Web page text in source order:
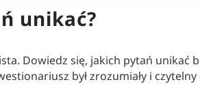
unikać?
Dowiedz się, jakich pytań unikać
był zrozumiały i